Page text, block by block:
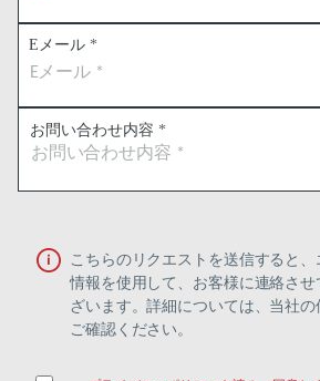
Eメール *
お問い合わせ内容 *
こちらのリクエストを送信すると
情報を使用して、お客様に連絡さ
ざいます。詳細については、当社
ご確認ください。